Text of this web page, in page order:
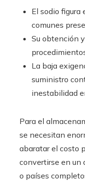
El sodio figura
comunes
Su obtención
La baja
suministro
inestabilidad
Para el
se necesitan
abaratar el costo
convertirse en un
o países